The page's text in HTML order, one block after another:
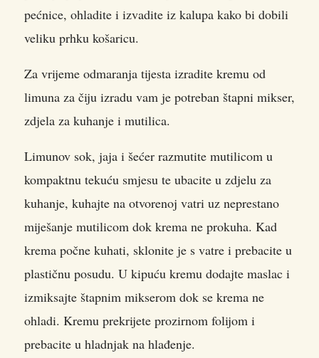
pećnice, ohladite i izvadite iz kalupa kako bi dobili
veliku prhku košaricu.
Za vrijeme odmaranja tijesta izradite kremu od
limuna za čiju izradu vam je potreban štapni mikser,
zdjela za kuhanje i mutilica.
Limunov sok, jaja i šećer razmutite mutilicom u
kompaktnu tekuću smjesu te ubacite u zdjelu za
kuhanje, kuhajte na otvorenoj vatri uz neprestano
miješanje mutilicom dok krema ne prokuha. Kad
krema počne kuhati, sklonite je s vatre i prebacite u
plastičnu posudu. U kipuću kremu dodajte maslac i
izmiksajte štapnim mikserom dok se krema ne
ohladi. Kremu prekrijete prozirnom folijom i
prebacite u hladnjak na hlađenje.